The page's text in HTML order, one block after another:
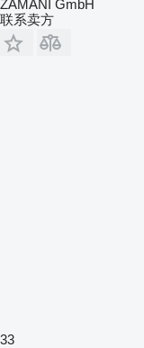
ZAMANI GmbH
联系卖方
33